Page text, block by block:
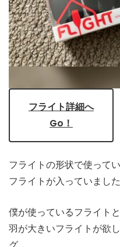
フライト詳細へ
Go！
フライトの形状で使って
フライトが入っていました
僕が使っているフライト
羽が大きいフライトが欲